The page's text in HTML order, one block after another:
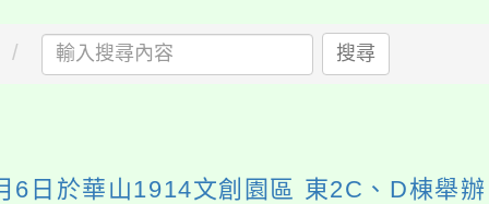
搜尋
6日於華山1914文創園區 東2C、D棟舉